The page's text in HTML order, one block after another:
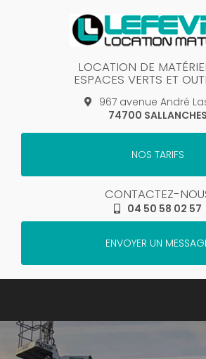
LOCATION DE
ESPACES VERTS ET
967 avenue André
74700 SALLANCHES
NOS TARIFS
CONTACTEZ-
04 50 58 02 57
ENVOYER UN